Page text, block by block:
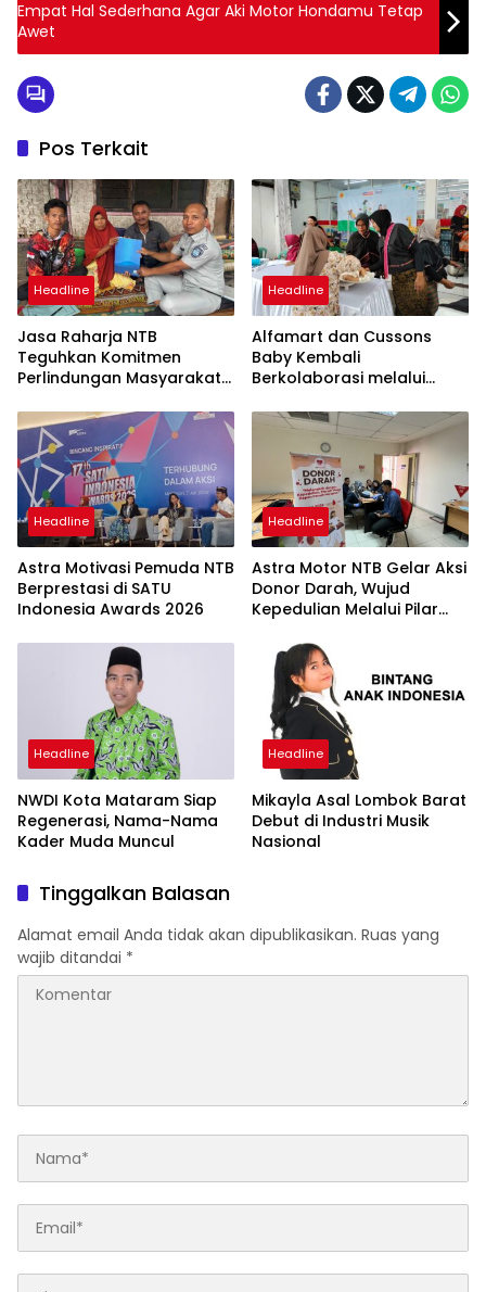
Empat Hal Sederhana Agar Aki Motor Hondamu Tetap
Awet
Pos Terkait
Headline
Jasa Raharja NTB
Teguhkan Komitmen
Perlindungan Masyarakat
2026
Headline
Alfamart dan Cussons
Baby Kembali
Berkolaborasi melalui
Posyandu, Sasar 2.800 Ibu
dan Anak
Headline
Astra Motivasi Pemuda NTB
Berprestasi di SATU
Indonesia Awards 2026
Headline
Astra Motor NTB Gelar Aksi
Donor Darah, Wujud
Kepedulian Melalui Pilar
Headline
NWDI Kota Mataram Siap
Regenerasi, Nama-Nama
Kader Muda Muncul
Headline
Mikayla Asal Lombok Barat
Debut di Industri Musik
Nasional
Tinggalkan Balasan
Alamat email Anda tidak akan dipublikasikan. Ruas yang
wajib ditandai *